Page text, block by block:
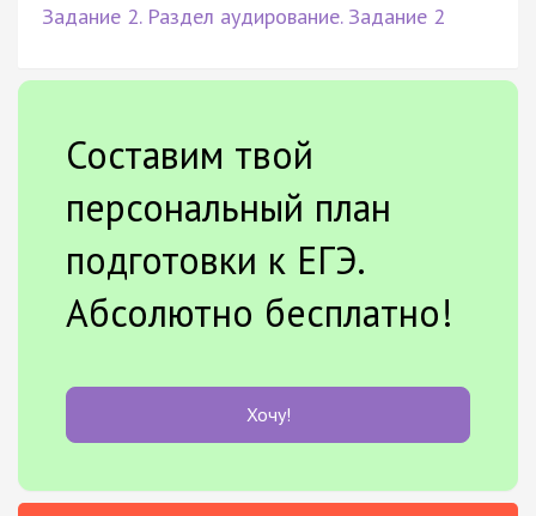
Задание 2. Раздел аудирование. Задание 2
Составим твой
персональный план
подготовки к ЕГЭ.
Абсолютно бесплатно!
Хочу!